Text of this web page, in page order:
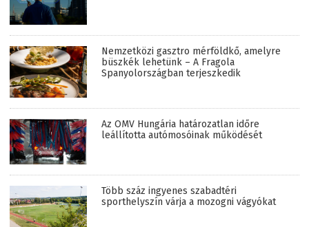
Nemzetközi gasztro mérföldkő, amelyre
büszkék lehetünk – A Fragola
Spanyolországban terjeszkedik
Az OMV Hungária határozatlan időre
leállította autómosóinak működését
Több száz ingyenes szabadtéri
sporthelyszín várja a mozogni vágyókat